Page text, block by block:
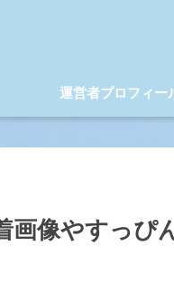
運営者プロフィー
画像やすっぴ